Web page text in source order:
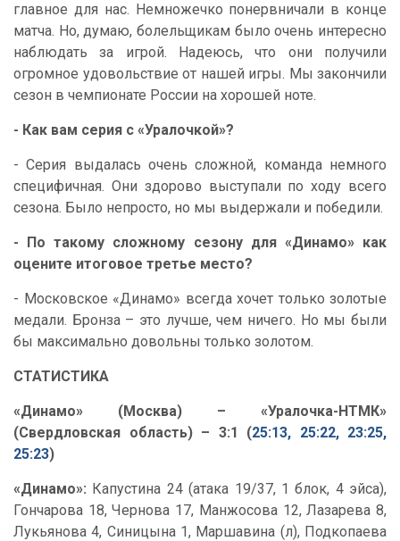
главное для нас. Немножечко понервничали в конце
матча. Но, думаю, болельщикам было очень интересно
наблюдать за игрой. Надеюсь, что они получили
огромное удовольствие от нашей игры. Мы закончили
сезон в чемпионате России на хорошей ноте.
- Как вам серия с «Уралочкой»?
- Серия выдалась очень сложной, команда немного
специфичная. Они здорово выступали по ходу всего
сезона. Было непросто, но мы выдержали и победили.
- По такому сложному сезону для «Динамо» как
оцените итоговое третье место?
- Московское «Динамо» всегда хочет только золотые
медали. Бронза – это лучше, чем ничего. Но мы были
бы максимально довольны только золотом.
СТАТИСТИКА
«Динамо» (Москва) – «Уралочка-НТМК»
(Свердловская область) – 3:1 (25:13, 25:22, 23:25,
25:23)
«Динамо»: Капустина 24 (атака 19/37, 1 блок, 4 эйса),
Гончарова 18, Чернова 17, Манжосова 12, Лазарева 8,
Лукьянова 4, Синицына 1, Маршавина (л), Подкопаева